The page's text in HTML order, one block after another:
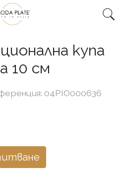
купа
10 см
04PIO000636